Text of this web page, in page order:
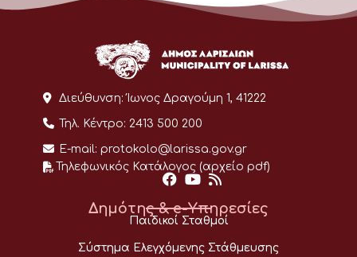
Διεύθυνση: Ίωνος Δραγούμη 1, 41222
Τηλ. Κέντρο: 2413 500 200
E-mail: protokolo@larissa.gov.gr
Τηλεφωνικός Κατάλογος (αρχείο pdf)
Δημότης & e-Υπηρεσίες
Παιδικοί Σταθμοί
Σύστημα Ελεγχόμενης Στάθμευσης